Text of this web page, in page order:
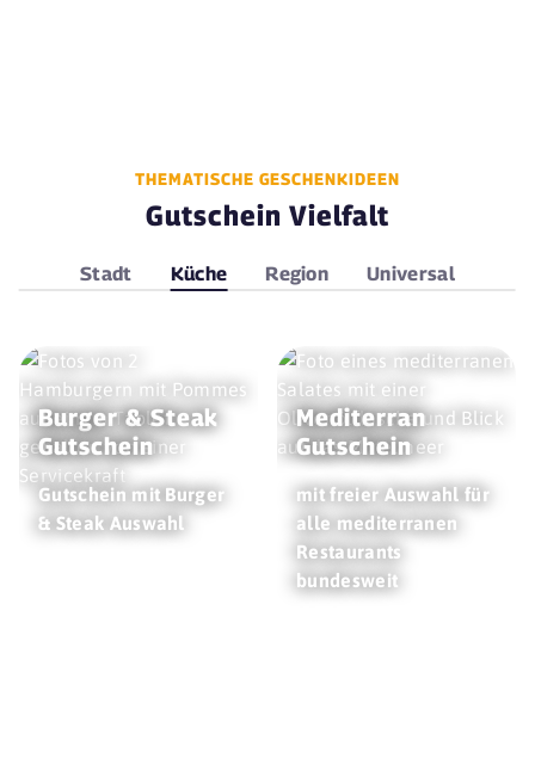
THEMATISCHE GESCHENKIDEEN
Gutschein Vielfalt
Stadt Küche Region Universal
Burger & Steak
Gutschein
Gutschein mit Burger
& Steak Auswahl
Mediterran
Gutschein
mit freier Auswahl für
alle mediterranen
Restaurants
bundesweit